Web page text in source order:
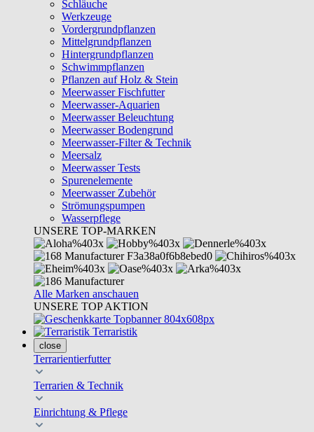
Schläuche
Werkzeuge
Vordergrundpflanzen
Mittelgrundpflanzen
Hintergrundpflanzen
Schwimmpflanzen
Pflanzen auf Holz & Stein
Meerwasser Fischfutter
Meerwasser-Aquarien
Meerwasser Beleuchtung
Meerwasser Bodengrund
Meerwasser-Filter & Technik
Meersalz
Meerwasser Tests
Spurenelemente
Meerwasser Zubehör
Strömungspumpen
Wasserpflege
UNSERE TOP-MARKEN
Alle Marken anschauen
UNSERE TOP AKTION
Terraristik
close
Terrarientierfutter
Terrarien & Technik
Einrichtung & Pflege